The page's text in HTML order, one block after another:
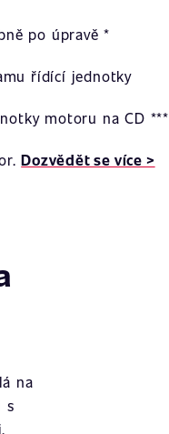
po úpravě *
řídící jednotky
motoru na CD ***
Dozvědět se více >
na
s